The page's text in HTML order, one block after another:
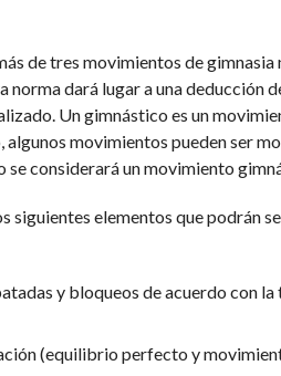
de tres movimientos de
norma dará lugar a una deducción
Un gimnástico es un
algunos movimientos pueden ser
se considerará un movimiento
siguientes elementos que podrán
y bloqueos de acuerdo con
(equilibrio perfecto y